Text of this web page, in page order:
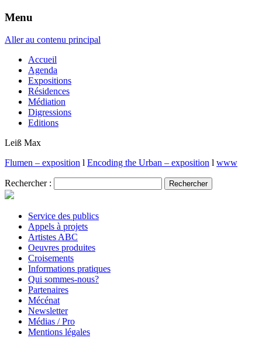
Menu
Aller au contenu principal
Accueil
Agenda
Expositions
Résidences
Médiation
Digressions
Editions
Leiß Max
Flumen – exposition l Encoding the Urban – exposition l www
Rechercher :
Service des publics
Appels à projets
Artistes ABC
Oeuvres produites
Croisements
Informations pratiques
Qui sommes-nous?
Partenaires
Mécénat
Newsletter
Médias / Pro
Mentions légales